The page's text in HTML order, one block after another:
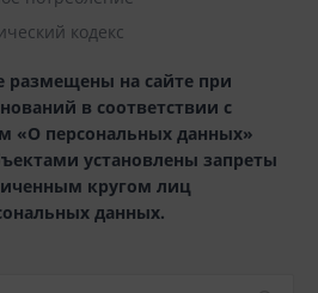
кодекс
размещены на сайте при
в соответствии с
«О персональных данных»
установлены запреты
кругом лиц
данных.